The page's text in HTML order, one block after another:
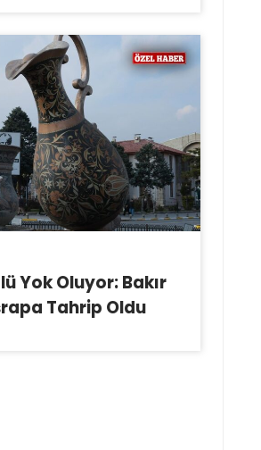
Yok Oluyor: Bakır
Tahrip Oldu